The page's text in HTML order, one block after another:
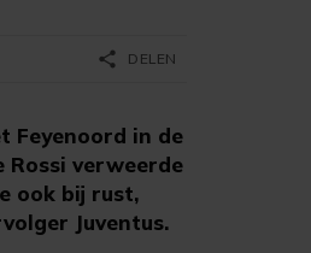
Feyenoord in de
Rossi verweerde
ook bij rust,
Juventus.
share DELEN